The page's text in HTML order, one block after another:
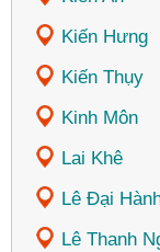
Kiến Hưng
Kiến Thụy
Kinh Môn
Lai Khê
Lê Đại
Lê Thanh